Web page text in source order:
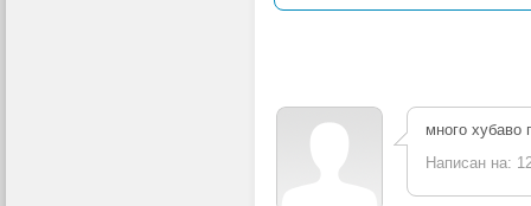
много хубаво
Написан на: